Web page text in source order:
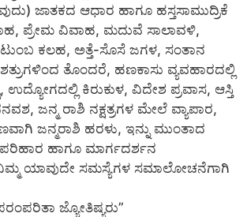
ಜಾತಕದ ಆಧಾರ ಹಾಗೂ ಹಸ್ತಸಾಮುದ್ರಿಕೆ
ಪ್ರೇಮ ವಿವಾಹ, ಮದುವೆ ಸಾಲಾವಳಿ,
ಕಲಹ, ಅತ್ತೆ-ಸೊಸೆ ಜಗಳ, ಸಂತಾನ
ತೊಂದರೆ, ಹಣಕಾಸು ವ್ಯವಹಾರದಲ್ಲಿ
ಉದ್ಯೋಗದಲ್ಲಿ ಕಿರುಕುಳ, ವಿದೇಶ ಪ್ರವಾಸ, ಆಸ್ತಿ
ಜನ್ಮ ರಾಶಿ ನಕ್ಷತ್ರಗಳ ಮೇಲೆ ವ್ಯಾಪಾರ,
ಜನ್ಮರಾಶಿ ಹರಳು, ಇನ್ನು ಮುಂತಾದ
ಪರಿಹಾರ ಹಾಗೂ ಮಾರ್ಗದರ್ಶನ
ನಿಮ್ಮ ಯಾವುದೇ ಸಮಸ್ಯೆಗಳ ಸಮಾಲೋಚನೆಗಾಗಿ
ಜ್ಯೋತಿಷ್ಯರು”